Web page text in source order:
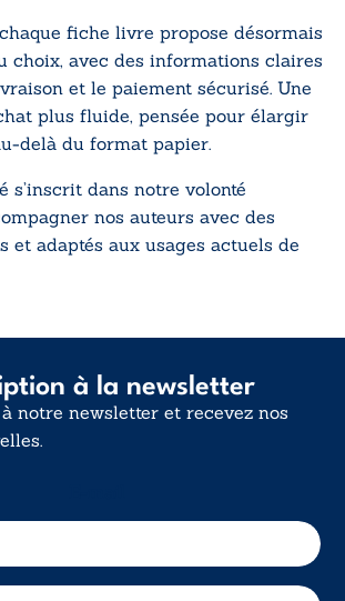
fiche livre propose désormais
choix, avec des informations claires
et le paiement sécurisé. Une
plus fluide, pensée pour élargir
delà du format papier.
s’inscrit dans notre volonté
nos auteurs avec des
et adaptés aux usages actuels de
à la newsletter
notre newsletter et recevez nos